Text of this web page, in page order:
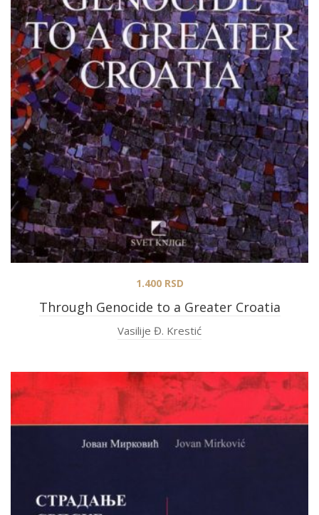
Through Genocide to a Greater Croatia
1.400RSD
Vasilije Đ. Krestić